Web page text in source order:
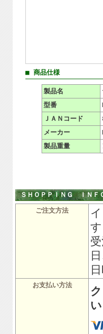
■ 商品仕様
製品名
型番
ＪＡＮコード
メーカー
製品重量
ＳＨＯＰＰＩＮＧ ＩＮＦ
ご注文方法
お支払い方法